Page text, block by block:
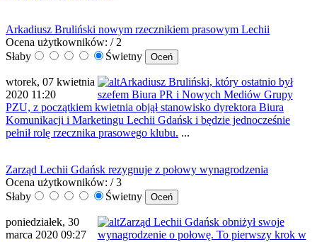
Arkadiusz Bruliński nowym rzecznikiem prasowym Lechii
Ocena użytkowników: / 2
Słaby
Świetny
wtorek, 07 kwietnia
2020 11:20
Arkadiusz Bruliński, który ostatnio był
szefem Biura PR i Nowych Mediów Grupy
PZU, z początkiem kwietnia objął stanowisko dyrektora Biura
Komunikacji i Marketingu Lechii Gdańsk i będzie jednocześnie
pełnił rolę rzecznika prasowego klubu. ...
Zarząd Lechii Gdańsk rezygnuje z połowy wynagrodzenia
Ocena użytkowników: / 3
Słaby
Świetny
poniedziałek, 30
marca 2020 09:27
Zarząd Lechii Gdańsk obniżył swoje
wynagrodzenie o połowę. To pierwszy krok w